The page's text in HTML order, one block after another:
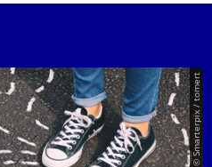
© Smarterpix / tomert